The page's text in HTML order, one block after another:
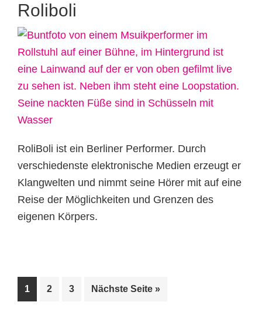
Roliboli
RoliBoli ist ein Berliner Performer. Durch
verschiedenste elektronische Medien erzeugt er
Klangwelten und nimmt seine Hörer mit auf eine
Reise der Möglichkeiten und Grenzen des
eigenen Körpers.
Seite
1 Seite
2 Seite
3 Nächste Seite aufrufen
»